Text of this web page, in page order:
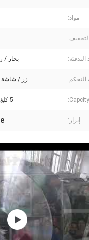
مواد:
التدفئة: بخار /
التحكم: زر / شاشة
5 كلغ / دفعة 500 كلغ / دفعة
إبراز: